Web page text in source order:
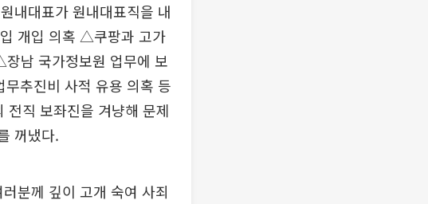
내대표가 원내대표직을 내
개입 의혹 △쿠팡과 고가
남 국가정보원 업무에 보
추진비 사적 유용 의혹 등
전직 보좌진을 겨냥해 문제
꺼냈다.
분께 깊이 고개 숙여 사죄